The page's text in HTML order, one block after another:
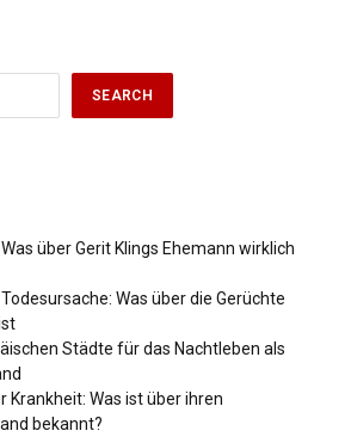
SEARCH
über Gerit Klings Ehemann wirklich
Was über die Gerüchte
Städte für das Nachtleben als
Krankheit: Was ist über ihren
bekannt?